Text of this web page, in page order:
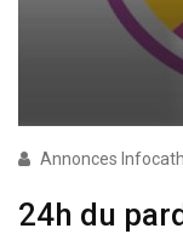
Annonces
24h du